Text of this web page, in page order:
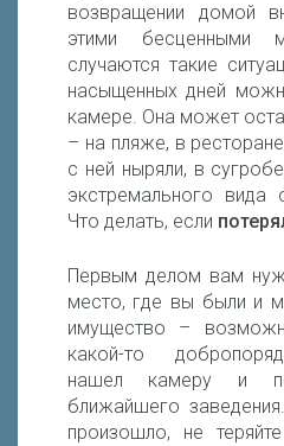
возвращении домой
этими бесценными
случаются такие
насыщенных дней
камере. Она может
– на пляже, в
с ней ныряли, в
экстремального вида
Что делать, если
Первым делом вам
место, где вы были и
имущество –
какой-то
нашел камеру и
ближайшего
произошло, не